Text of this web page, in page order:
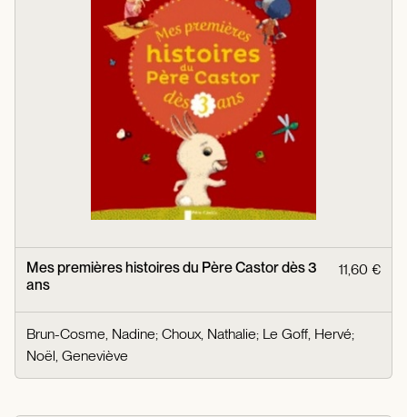
Mes premières histoires du Père Castor dès 3
ans
11,60 €
Brun-Cosme, Nadine; Choux, Nathalie; Le Goff, Hervé;
Noël, Geneviève